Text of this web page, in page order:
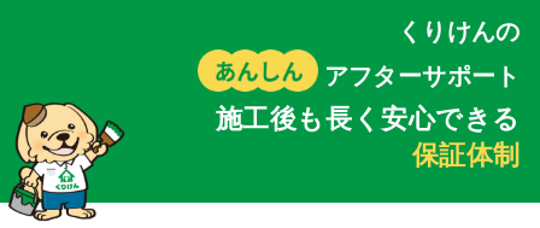
くりけんの
アフターサポート
施工後も長く安心できる
保証体制